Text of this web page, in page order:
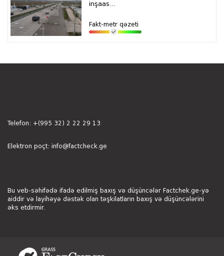
inşaas...
Fakt-metr qəzeti
Telefon: +(995 32) 2 22 29 13
Elektron poçt: info@factcheck.ge
Bu veb-səhifədə ifadə edilmiş baxış və düşüncələr Factchek.ge-yə
aiddir və layihəyə dəstək olan təşkilatların baxış və düşüncələrini
əks etdirmir.